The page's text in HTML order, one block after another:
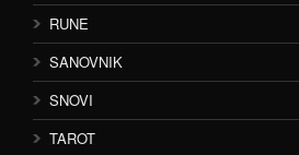
RUNE
SANOVNIK
SNOVI
TAROT